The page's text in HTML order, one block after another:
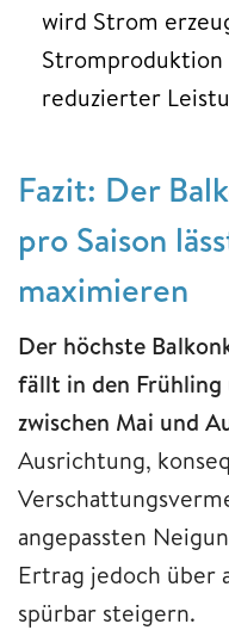
wird Strom
Stromproduktion
reduzierter
Fazit: Der
pro Saison
maximieren
Der höchste
fällt in den Frühling
zwischen Mai und
Ausrichtung,
angepassten
Ertrag jedoch über
spürbar steigern.